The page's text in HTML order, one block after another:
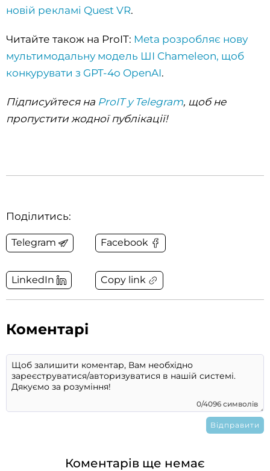
новій рекламі Quest VR.
Читайте також на ProIT: Meta розробляє нову
мультимодальну модель ШІ Chameleon, щоб
конкурувати з GPT-4o OpenAI.
Підписуйтеся на ProIT у Telegram, щоб не
пропустити жодної публікації!
Поділитись:
Telegram Facebook
LinkedIn Copy link
Коментарі
0/4096 символів
Коментарів ще немає